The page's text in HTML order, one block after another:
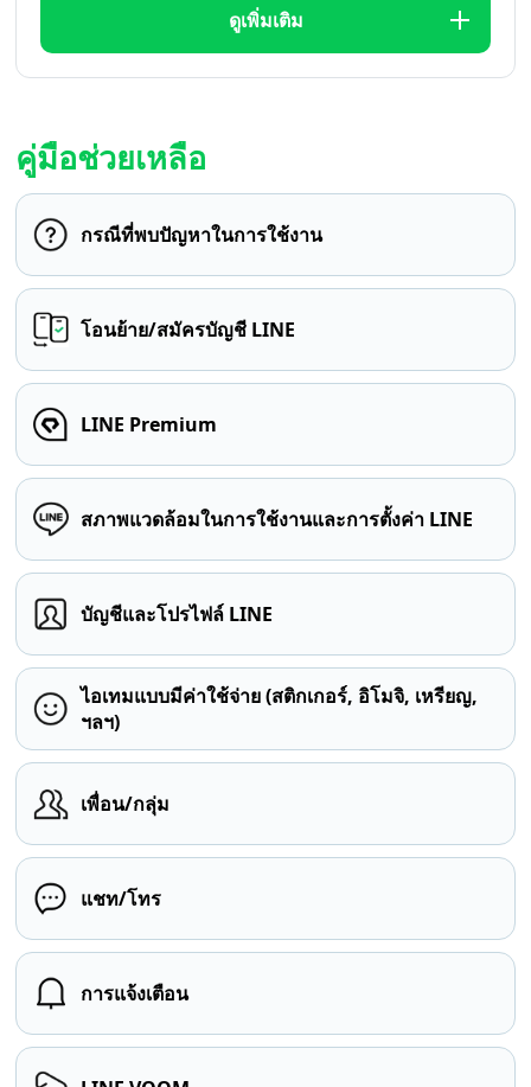
ดูเพิ่มเติม
คู่มือช่วยเหลือ
กรณีที่พบปัญหาในการใช้งาน
โอนย้าย/สมัครบัญชี LINE
LINE Premium
สภาพแวดล้อมในการใช้งานและการตั้งค่า LINE
บัญชีและโปรไฟล์ LINE
ไอเทมแบบมีค่าใช้จ่าย (สติกเกอร์, อิโมจิ, เหรียญ,
ฯลฯ)
เพื่อน/กลุ่ม
แชท/โทร
การแจ้งเตือน